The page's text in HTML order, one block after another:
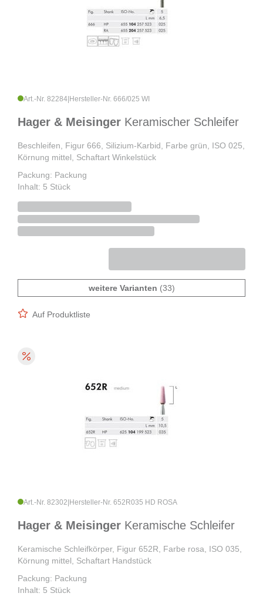
Art.-Nr. 82284 Hersteller-Nr. 666/025 WI
Hager & Meisinger Keramischer Schleifer
Beschleifen, Figur 666, Silizium-Karbid, Farbe grün, ISO 025,
Körnung mittel, Schaftart Winkelstück
Packung: Packung
Inhalt: 5 Stück
weitere Varianten (33)
Auf Produktliste
Art.-Nr. 82302 Hersteller-Nr. 652R035 HD ROSA
Hager & Meisinger Keramische Schleifer
Keramische Schleifkörper, Figur 652R, Farbe rosa, ISO 035,
Körnung mittel, Schaftart Handstück
Packung: Packung
Inhalt: 5 Stück